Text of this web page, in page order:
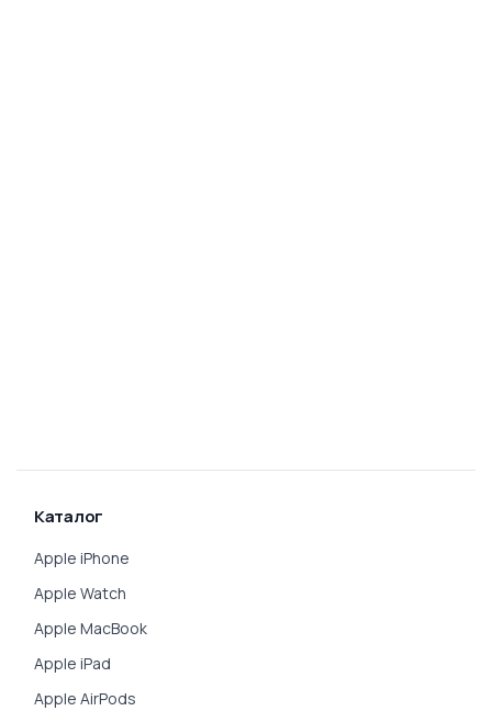
Каталог
Apple iPhone
Apple Watch
Apple MacBook
Apple iPad
Apple AirPods